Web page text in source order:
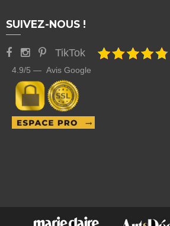
SUIVEZ-NOUS !
TikTok
4.9/5 — Avis Google